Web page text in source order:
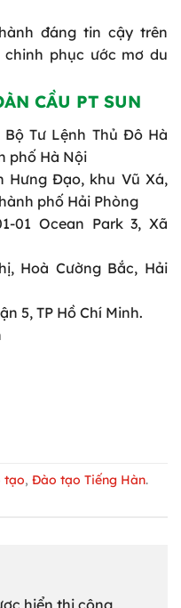
đáng tin cậy trên
phục ước mơ du
CẦU PT SUN
Tư Lệnh Thủ Đô Hà
phố Hà Nội
Hưng Đạo, khu Vũ Xá,
phố Hải Phòng
01 Ocean Park 3, Xã
Hoà Cường Bắc, Hải
5, TP Hồ Chí Minh.
tạo, Đào tạo Tiếng Hàn.
hiển thị công